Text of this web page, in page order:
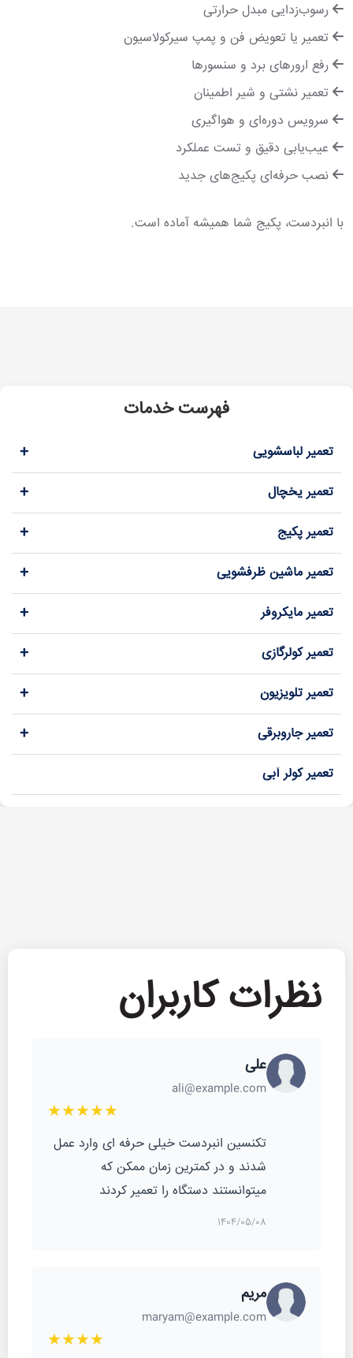
رسوب‌زدایی مبدل حرارتی
تعمیر یا تعویض فن و پمپ سیرکولاسیون
رفع ارورهای برد و سنسورها
تعمیر نشتی و شیر اطمینان
سرویس دوره‌ای و هواگیری
عیب‌یابی دقیق و تست عملکرد
نصب حرفه‌ای پکیج‌های جدید
با انبردست، پکیج شما همیشه آماده است.
فهرست خدمات
تعمیر لباسشویی +
تعمیر یخچال +
تعمیر پکیج +
تعمیر ماشین ظرفشویی +
تعمیر مایکروفر +
تعمیر کولرگازی +
تعمیر تلویزیون +
تعمیر جاروبرقی +
تعمیر کولر آبی
نظرات کاربران
علی
ali@example.com
★★★★★
تکنسین انبردست خیلی حرفه ای وارد عمل
شدند و در کمترین زمان ممکن که
میتوانستند دستگاه را تعمیر کردند
1404/05/08
مریم
maryam@example.com
★★★★